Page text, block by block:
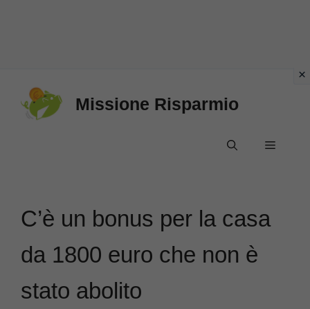
Missione Risparmio
Menu
C’è un bonus per la casa
da 1800 euro che non è
stato abolito